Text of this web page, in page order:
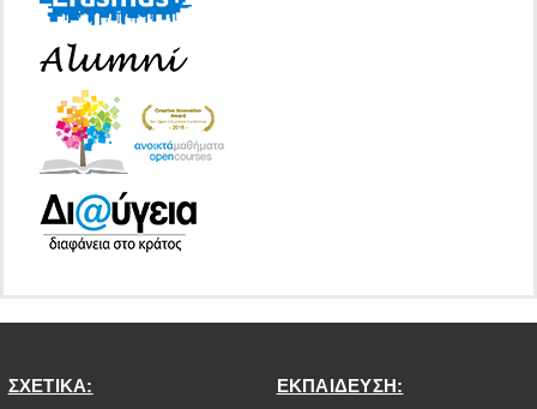
ΣΧΕΤΙΚΑ: ΕΚΠΑΙΔΕΥΣΗ: